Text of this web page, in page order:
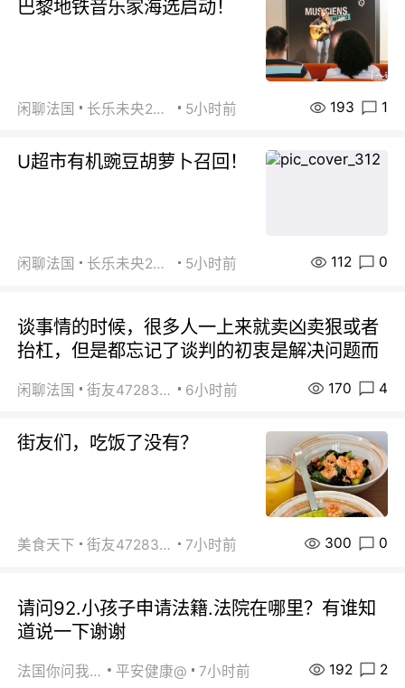
巴黎地铁音乐家海选启动！
闲聊法国 长乐未央2015 5小时前 193 1
U超市有机豌豆胡萝卜召回！
闲聊法国 长乐未央2015 5小时前 112 0
谈事情的时候，很多人一上来就卖凶卖狠或者
抬杠，但是都忘记了谈判的初衷是解决问题而
闲聊法国 街友472838572 6小时前 170 4
街友们，吃饭了没有？
美食天下 街友472838572 7小时前 300 0
请问92.小孩子申请法籍.法院在哪里？有谁知
道说一下谢谢
法国你问我答 平安健康@ 7小时前 192 2